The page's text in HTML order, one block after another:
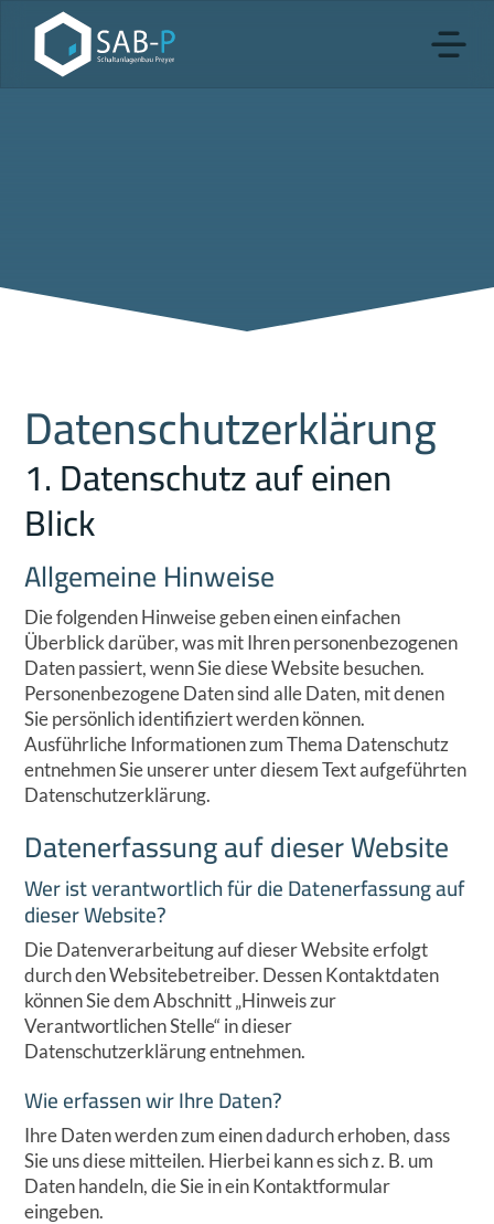
Datenschutz­erklärung
1. Datenschutz auf einen
Blick
Allgemeine Hinweise
Die folgenden Hinweise geben einen einfachen
Überblick darüber, was mit Ihren personenbezogenen
Daten passiert, wenn Sie diese Website besuchen.
Personenbezogene Daten sind alle Daten, mit denen
Sie persönlich identifiziert werden können.
Ausführliche Informationen zum Thema Datenschutz
entnehmen Sie unserer unter diesem Text aufgeführten
Datenschutzerklärung.
Datenerfassung auf dieser Website
Wer ist verantwortlich für die Datenerfassung auf
dieser Website?
Die Datenverarbeitung auf dieser Website erfolgt
durch den Websitebetreiber. Dessen Kontaktdaten
können Sie dem Abschnitt „Hinweis zur
Verantwortlichen Stelle“ in dieser
Datenschutzerklärung entnehmen.
Wie erfassen wir Ihre Daten?
Ihre Daten werden zum einen dadurch erhoben, dass
Sie uns diese mitteilen. Hierbei kann es sich z. B. um
Daten handeln, die Sie in ein Kontaktformular
eingeben.